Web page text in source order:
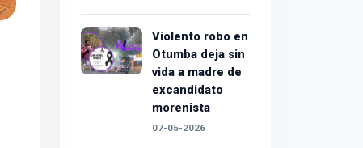
Violento robo en
Otumba deja sin
vida a madre de
excandidato
morenista
07-05-2026